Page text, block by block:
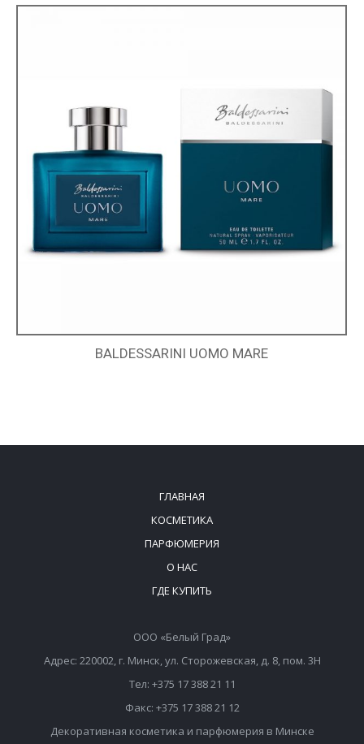
BALDESSARINI UOMO MARE
ГЛАВНАЯ
КОСМЕТИКА
ПАРФЮМЕРИЯ
О НАС
ГДЕ КУПИТЬ
ООО «Белый Град»
Адрес: 220002, г. Минск, ул. Сторожевская, д. 8, пом. 3Н
Тел: +375 17 388 21 11
Факс: +375 17 388 21 12
Декоративная косметика и парфюмерия в Минске